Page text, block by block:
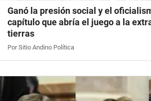
Ganó la presión social y el
capítulo que abría el juego a la
tierras
Por Sitio Andino Política